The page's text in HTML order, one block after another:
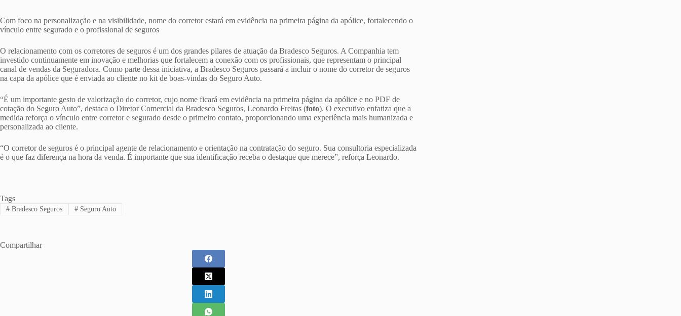
Com foco na personalização e na visibilidade, nome do corretor estará em evidência na primeira página da apólice, fortalecendo o
vínculo entre segurado e o profissional de seguros
O relacionamento com os corretores de seguros é um dos grandes pilares de atuação da Bradesco Seguros. A Companhia tem
investido continuamente em inovação e melhorias que fortalecem a conexão com os profissionais, que representam o principal
canal de vendas da Seguradora. Como parte dessa iniciativa, a Bradesco Seguros passará a incluir o nome do corretor de seguros
na capa da apólice que é enviada ao cliente no kit de boas-vindas do Seguro Auto.
“É um importante gesto de valorização do corretor, cujo nome ficará em evidência na primeira página da apólice e no PDF de
cotação do Seguro Auto”, destaca o Diretor Comercial da Bradesco Seguros, Leonardo Freitas (foto). O executivo enfatiza que a
medida reforça o vínculo entre corretor e segurado desde o primeiro contato, proporcionando uma experiência mais humanizada e
personalizada ao cliente.
“O corretor de seguros é o principal agente de relacionamento e orientação na contratação do seguro. Sua consultoria especializada
é o que faz diferença na hora da venda. É importante que sua identificação receba o destaque que merece”, reforça Leonardo.
Tags
#Bradesco Seguros #Seguro Auto
Compartilhar